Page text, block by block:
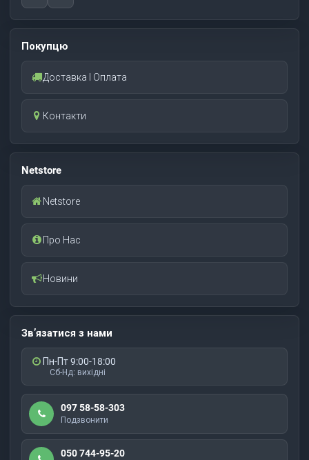
Покупцю
Доставка І Оплата
Контакти
Netstore
Netstore
Про Нас
Новини
Зв’язатися з нами
Пн-Пт 9:00-18:00
Сб-Нд: вихідні
097 58-58-303
Подзвонити
050 744-95-20